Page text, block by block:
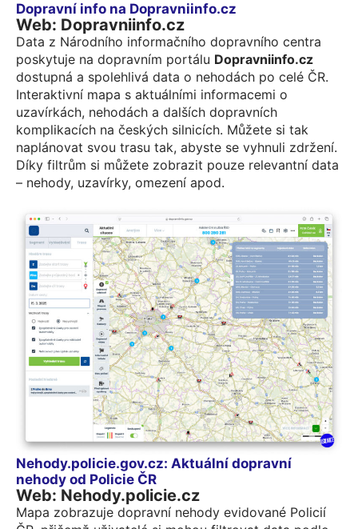
Dopravní info na Dopravniinfo.cz
Web: Dopravniinfo.cz
Data z Národního informačního dopravního centra
poskytuje na dopravním portálu Dopravniinfo.cz
dostupná a spolehlivá data o nehodách po celé ČR.
Interaktivní mapa s aktuálními informacemi o
uzavírkách, nehodách a dalších dopravních
komplikacích na českých silnicích. Můžete si tak
naplánovat svou trasu tak, abyste se vyhnuli zdržení.
Díky filtrům si můžete zobrazit pouze relevantní data
– nehody, uzavírky, omezení apod.
Nehody.policie.gov.cz: Aktuální dopravní
nehody od Policie ČR
Web: Nehody.policie.cz
Mapa zobrazuje dopravní nehody evidované Policií